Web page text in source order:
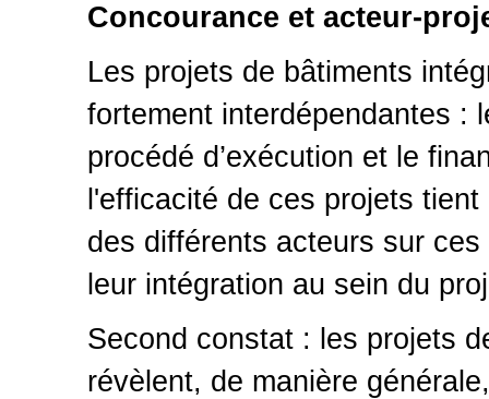
Concourance et acteur-
Les projets de bâtiments
fortement interdépendantes :
procédé d’exécution et le
l'efficacité de ces projets
des différents acteurs sur
leur intégration au sein du
Second constat : les projets
révèlent, de manière